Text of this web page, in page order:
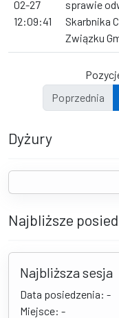
02-27
12:09:41
sprawie
Skarbnika
Związku
Poprzednia
Dyżury
Najbliższe
Najbliższa sesja
Data posiedzenia: -
Miejsce: -